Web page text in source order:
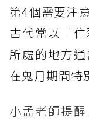
第4個需要注
古代常以「
所處的地方
在鬼月期間特
小孟老師提